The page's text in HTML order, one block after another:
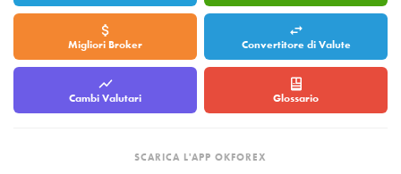
Migliori Broker Convertitore di Valute
Cambi Valutari Glossario
SCARICA L'APP OKFOREX